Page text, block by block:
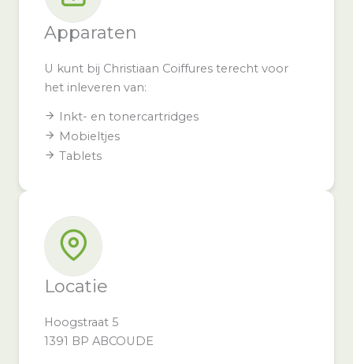
Apparaten
U kunt bij Christiaan Coiffures terecht voor
het inleveren van:
Inkt- en tonercartridges
Mobieltjes
Tablets
Locatie
Hoogstraat 5
1391 BP ABCOUDE